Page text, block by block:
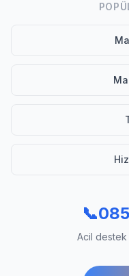
📞
Acil destek